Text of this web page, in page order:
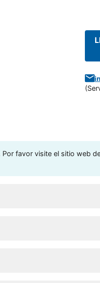
(
favor visite el sitio web